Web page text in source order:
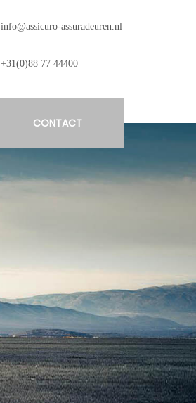
info@assicuro-assuradeuren.nl
+31(0)88 77 44400
CONTACT